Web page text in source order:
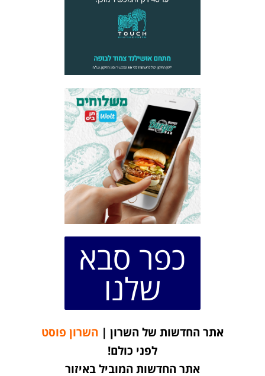
כפר סבא
שלנו
אתר החדשות של השרון | השרון פוסט
לפני כולם!
אתר החדשות המוביל באיזור